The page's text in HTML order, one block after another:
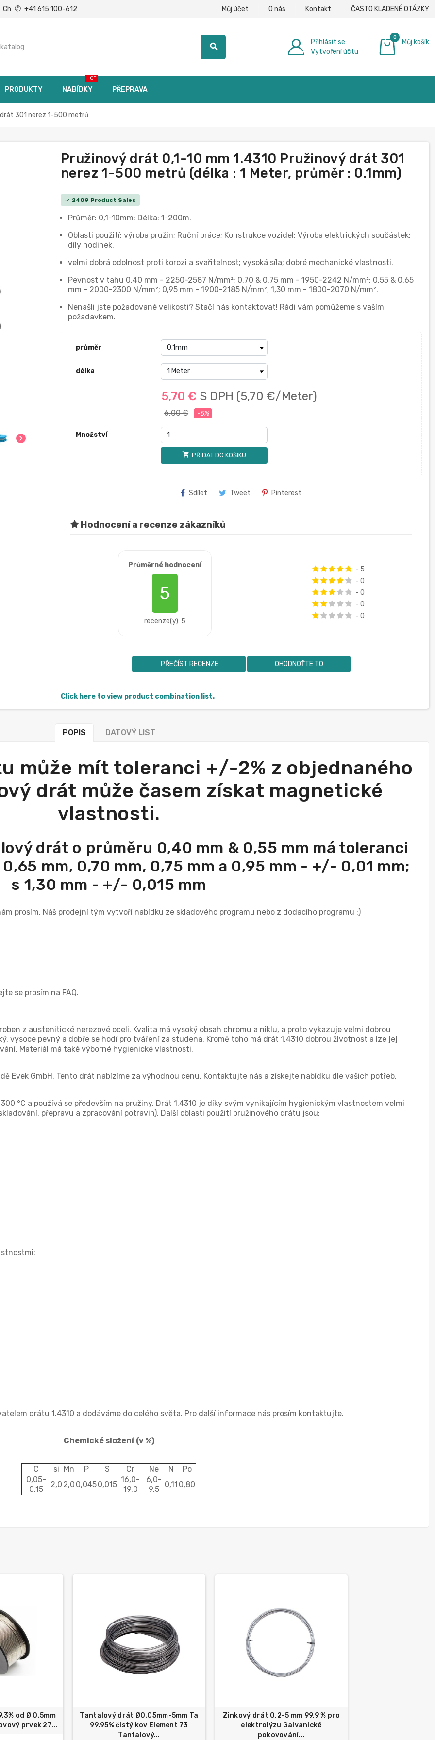
Ch ✆ +41 615 100-612 Můj účet O nás Kontakt ČASTO KLADENÉ OTÁZKY
search
Přihlásit se
Vytvoření účtu
0
Můj košík
PRODUKTY NABÍDKY
HOT
PŘEPRAVA
drát 301 nerez 1-500 metrů
chevron_right
Pružinový drát 0,1-10 mm 1.4310 Pružinový drát 301
nerez 1-500 metrů (délka : 1 Meter, průměr : 0.1mm)
check 2409 Product Sales
Průměr: 0,1-10mm; Délka: 1-200m.
Oblasti použití: výroba pružin; Ruční práce; Konstrukce vozidel; Výroba elektrických součástek;
díly hodinek.
velmi dobrá odolnost proti korozi a svařitelnost; vysoká síla; dobré mechanické vlastnosti.
Pevnost v tahu 0,40 mm - 2250-2587 N/mm²; 0,70 & 0,75 mm - 1950-2242 N/mm²; 0,55 & 0,65
mm - 2000-2300 N/mm²; 0,95 mm - 1900-2185 N/mm²; 1,30 mm - 1800-2070 N/mm².
Nenašli jste požadované velikosti? Stačí nás kontaktovat! Rádi vám pomůžeme s vaším
požadavkem.
průměr
délka
5,70 € S DPH (5,70 €/Meter)
6,00 € -5%
Množství
shopping_cart PŘIDAT DO KOŠÍKU
Sdílet Tweet Pinterest
Hodnocení a recenze zákazníků
Průměrné hodnocení
5
recenze(y): 5
- 5
- 0
- 0
- 0
- 0
PŘEČÍST RECENZE OHODNOŤTE TO
Click here to view product combination list.
POPIS DATOVÝ LIST
může mít toleranci +/-2% z objednaného
drát může časem získat magnetické
vlastnosti.
drát o průměru 0,40 mm & 0,55 mm má toleranci
mm, 0,70 mm, 0,75 mm a 0,95 mm - +/- 0,01 mm;
s 1,30 mm - +/- 0,015 mm
prosím. Náš prodejní tým vytvoří nabídku ze skladového programu nebo z dodacího programu :)
se prosím na FAQ.
z austenitické nerezové oceli. Kvalita má vysoký obsah chromu a niklu, a proto vykazuje velmi dobrou
vysoce pevný a dobře se hodí pro tváření za studena. Kromě toho má drát 1.4310 dobrou životnost a lze jej
Materiál má také výborné hygienické vlastnosti.
Evek GmbH. Tento drát nabízíme za výhodnou cenu. Kontaktujte nás a získejte nabídku dle vašich potřeb.
°C a používá se především na pružiny. Drát 1.4310 je díky svým vynikajícím hygienickým vlastnostem velmi
přepravu a zpracování potravin). Další oblasti použití pružinového drátu jsou:
drátu 1.4310 a dodáváme do celého světa. Pro další informace nás prosím kontaktujte.
Chemické složení (v %)
C si Mn P S Cr Ne N
Po
0,05-
0,15
2,0 2,0 0,0450,015
16,0-
19,0
6,0-
9,5
0,11 0,80
od Ø 0.5mm
prvek 27...
Tantalový drát Ø0.05mm-5mm Ta
99.95% čistý kov Element 73
Tantalový...
Zinkový drát 0,2-5 mm 99,9 % pro
elektrolýzu Galvanické
pokovování...